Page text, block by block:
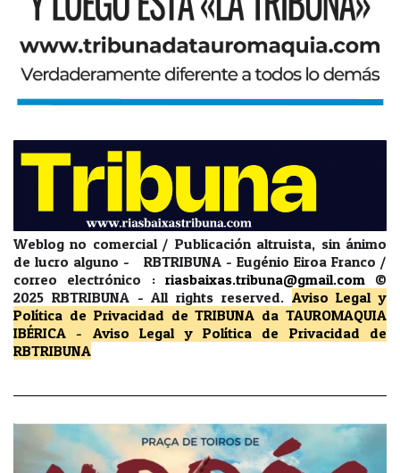
Weblog no comercial / Publicación altruista, sin ánimo
de lucro alguno - RBTRIBUNA - Eugénio Eiroa Franco /
correo electrónico : riasbaixas.tribuna@gmail.com
©
2025 RBTRIBUNA -All rights reserved. Aviso Legal y
Política de Privacidad de TRIBUNA da TAUROMAQUIA
IBÉRICA - Aviso Legal y Política de Privacidad
de
RBTRIBUNA